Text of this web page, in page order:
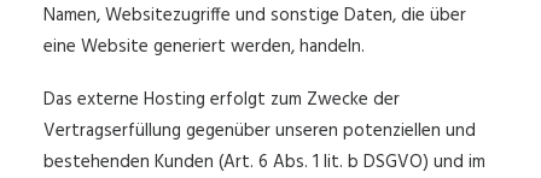
Namen, Websitezugriffe und sonstige Daten, die über
eine Website generiert werden, handeln.
Das externe Hosting erfolgt zum Zwecke der
Vertragserfüllung gegenüber unseren potenziellen und
bestehenden Kunden (Art. 6 Abs. 1 lit. b DSGVO) und im